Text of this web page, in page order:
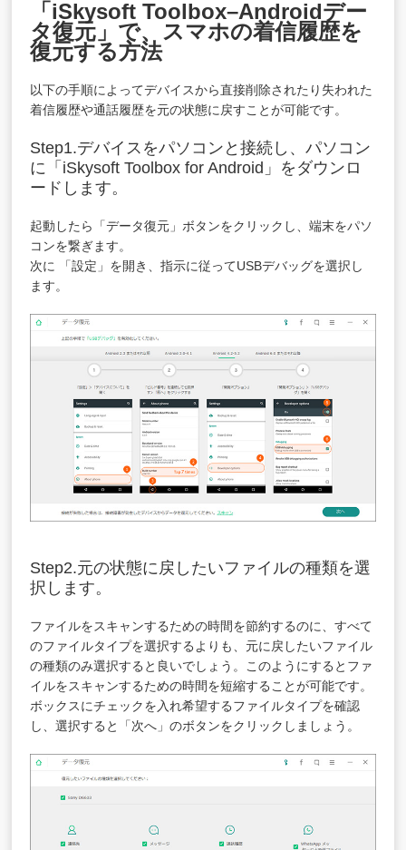
「iSkysoft Toolbox–Androidデー
タ復元」で、スマホの着信履歴を
復元する方法
以下の手順によってデバイスから直接削除されたり失われた
着信履歴や通話履歴を元の状態に戻すことが可能です。
Step1.デバイスをパソコンと接続し、パソコン
に「iSkysoft Toolbox for Android」をダウンロ
ードします。
起動したら「データ復元」ボタンをクリックし、端末をパソ
コンを繋ぎます。
次に 「設定」を開き、指示に従ってUSBデバッグを選択し
ます。
Step2.元の状態に戻したいファイルの種類を選
択します。
ファイルをスキャンするための時間を節約するのに、すべて
のファイルタイプを選択するよりも、元に戻したいファイル
の種類のみ選択すると良いでしょう。このようにするとファ
イルをスキャンするための時間を短縮することが可能です。
ボックスにチェックを入れ希望するファイルタイプを確認
し、選択すると「次へ」のボタンをクリックしましょう。